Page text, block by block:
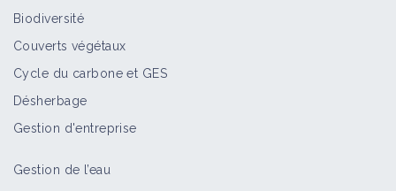
Biodiversité
Couverts végétaux
Cycle du carbone et GES
Désherbage
Gestion d'entreprise
Gestion de l’eau